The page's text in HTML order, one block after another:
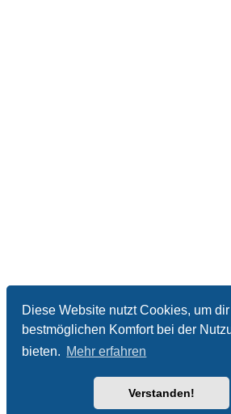
Diese Website nutzt Cookies, um
bestmöglichen Komfort bei der
bieten. Mehr erfahren
Verstanden!